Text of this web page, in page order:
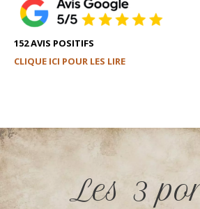
152 AVIS POSITIFS
CLIQUE ICI POUR LES LIRE
Les 3